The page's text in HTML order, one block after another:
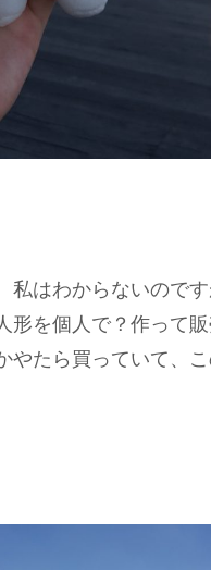
私はわからないので
形を個人で？作って
やたら買っていて、